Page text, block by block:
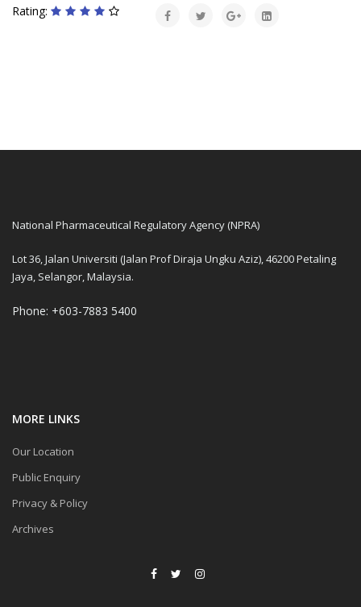
Rating:
National Pharmaceutical Regulatory Agency (NPRA)
Lot 36, Jalan Universiti (Jalan Prof Diraja Ungku Aziz), 46200 Petaling
Jaya, Selangor, Malaysia.
Phone: +603-7883 5400
MORE LINKS
Our Location
Public Enquiry
Privacy & Policy
Archives